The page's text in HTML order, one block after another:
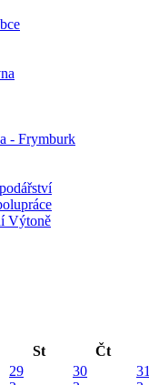
- Frymburk
Výtoně
St Čt
29
30
31